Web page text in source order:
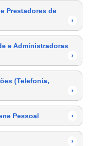
Prestadores de
›
e Administradoras
›
(Telefonia,
›
Pessoal ›
›